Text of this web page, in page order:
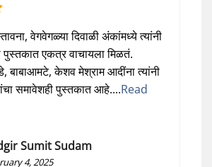
वेगवेगळ्या दिवाळी अंकांमध्ये त्यांनी
एकत्र वाचायला मिळतं.
बाबाआमटे, केशव मेश्राम आदींना त्यांनी
समावेशही पुस्तकात आहे....Read
Sumit Sudam
4, 2025